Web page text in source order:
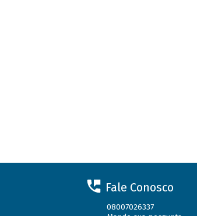
Fale Conosco
08007026337